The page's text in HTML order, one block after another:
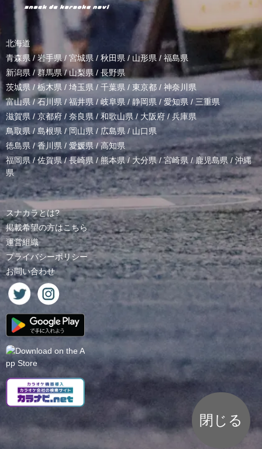
北海道
青森県 / 岩手県/ 宮城県 / 秋田県 / 山形県/ 福島県
新潟県 /群馬県/山梨県 / 長野県
茨城県 / 栃木県 / 埼玉県 / 千葉県 / 東京都 / 神奈川県
富山県 /石川県/福井県/岐阜県 / 静岡県 / 愛知県 / 三重県
滋賀県 / 京都府 / 奈良県 / 和歌山県/ 大阪府 /兵庫県
鳥取県/ 島根県 /岡山県/ 広島県 / 山口県
徳島県 /香川県 / 愛媛県/高知県
福岡県/佐賀県/長崎県 /熊本県/ 大分県/宮崎県 /鹿児島県 / 沖縄
県
スナカラとは?
掲載希望の方はこちら
運営組織
プライバシーポリシー
お問い合わせ
閉じる